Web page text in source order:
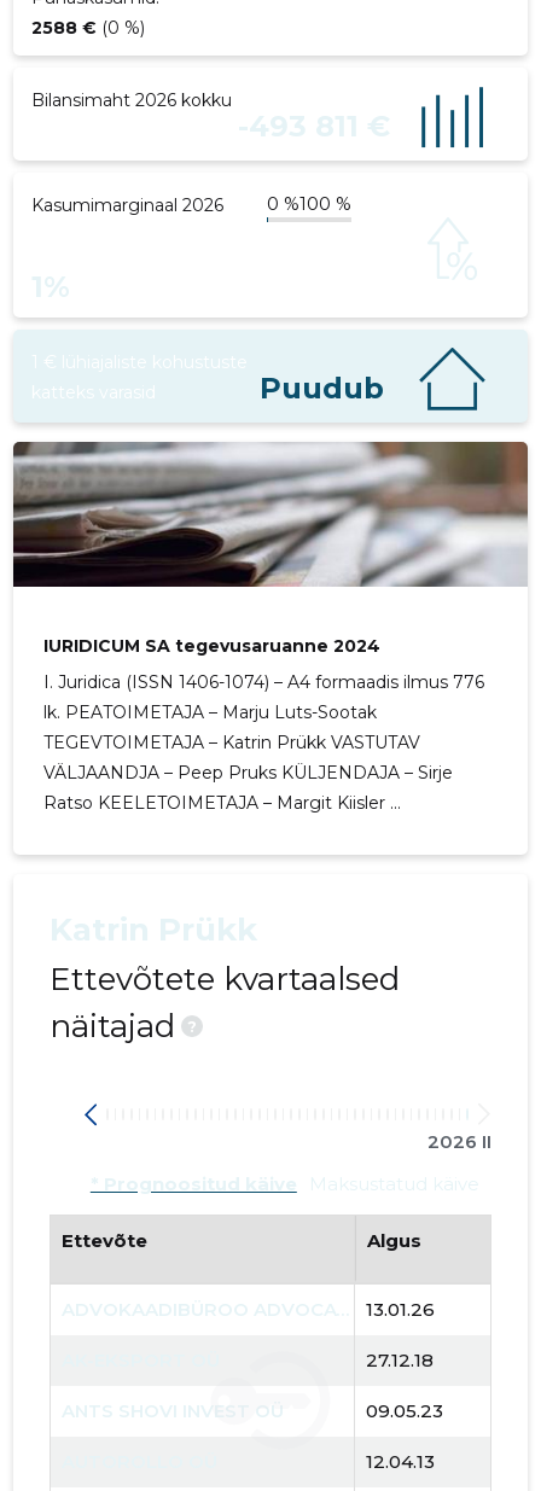
2588 € (0 %)
Bilansimaht 2026 kokku
-493 811 €
Kasumimarginaal 2026 0 %100 %
1%
1 € lühiajaliste kohustuste
katteks varasid
Puudub
IURIDICUM SA tegevusaruanne 2024
I. Juridica (ISSN 1406-1074) – A4 formaadis ilmus 776
lk. PEATOIMETAJA – Marju Luts-Sootak
TEGEVTOIMETAJA – Katrin Prükk VASTUTAV
VÄLJAANDJA – Peep Pruks KÜLJENDAJA – Sirje
Ratso KEELETOIMETAJA – Margit Kiisler ...
Katrin Prükk
Ettevõtete kvartaalsed
näitajad
?
2026 II
* Prognoositud käive
Maksustatud käive
Ettevõte Algus
ADVOKAADIBÜROO ADVOCATUS OÜ 13.01.26
27.12.18
ANTS SHOVI INVEST OÜ 09.05.23
12.04.13